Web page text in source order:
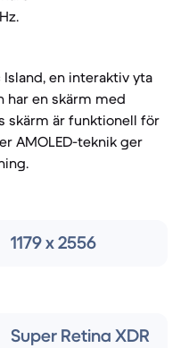
Island, en interaktiv yta
har en skärm med
skärm är funktionell för
AMOLED-teknik ger
1179 x 2556
Super Retina XDR